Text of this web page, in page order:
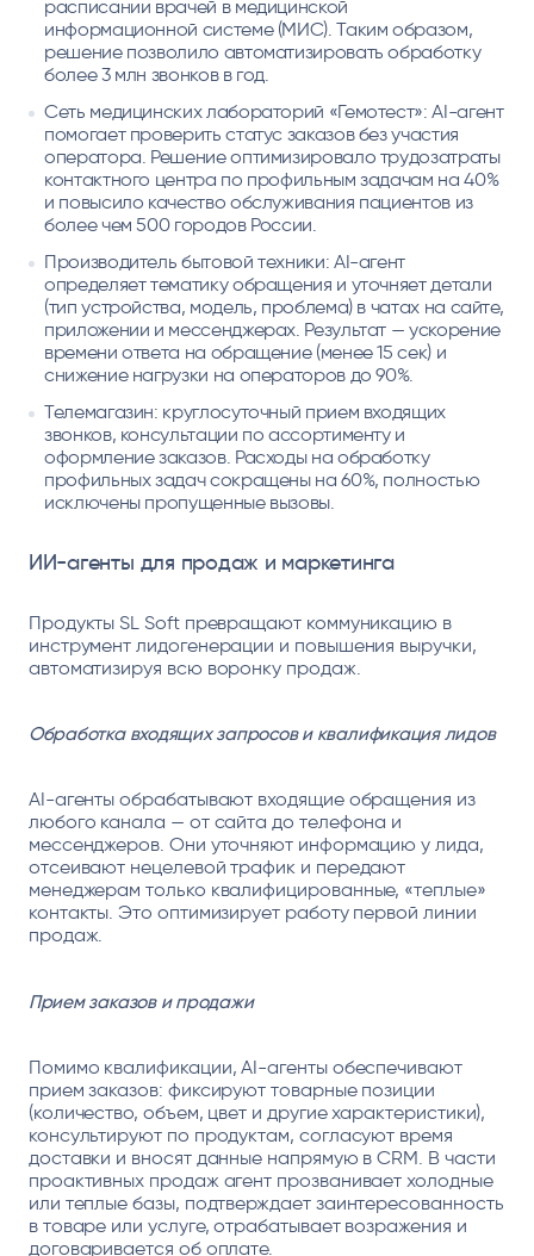
расписании врачей в медицинской
информационной системе (МИС). Таким образом,
решение позволило автоматизировать обработку
более 3 млн звонков в год.
Сеть медицинских лабораторий «Гемотест»: AI-агент
помогает проверить статус заказов без участия
оператора. Решение оптимизировало трудозатраты
контактного центра по профильным задачам на 40%
и повысило качество обслуживания пациентов из
более чем 500 городов России.
Производитель бытовой техники: AI-агент
определяет тематику обращения и уточняет детали
(тип устройства, модель, проблема) в чатах на сайте,
приложении и мессенджерах. Результат — ускорение
времени ответа на обращение (менее 15 сек) и
снижение нагрузки на операторов до 90%.
Телемагазин: круглосуточный прием входящих
звонков, консультации по ассортименту и
оформление заказов. Расходы на обработку
профильных задач сокращены на 60%, полностью
исключены пропущенные вызовы.
ИИ-агенты для продаж и маркетинга
Продукты SL Soft превращают коммуникацию в
инструмент лидогенерации и повышения выручки,
автоматизируя всю воронку продаж.
Обработка входящих запросов и квалификация лидов
AI-агенты обрабатывают входящие обращения из
любого канала — от сайта до телефона и
мессенджеров. Они уточняют информацию у лида,
отсеивают нецелевой трафик и передают
менеджерам только квалифицированные, «теплые»
контакты. Это оптимизирует работу первой линии
продаж.
Прием заказов и продажи
Помимо квалификации, AI-агенты обеспечивают
прием заказов: фиксируют товарные позиции
(количество, объем, цвет и другие характеристики),
консультируют по продуктам, согласуют время
доставки и вносят данные напрямую в CRM. В части
проактивных продаж агент прозванивает холодные
или теплые базы, подтверждает заинтересованность
в товаре или услуге, отрабатывает возражения и
договаривается об оплате.